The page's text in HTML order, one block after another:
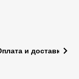
и доставка